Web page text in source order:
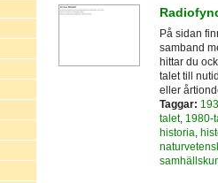
På sidan
samband
hittar du
talet till
eller
Taggar:
talet, 1980-
historia,